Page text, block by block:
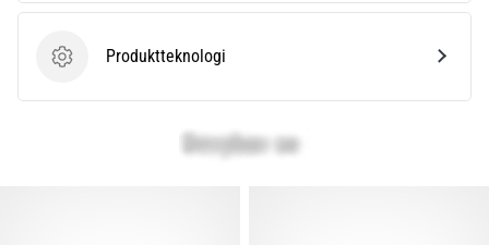
Produktteknologi
Produktteknologi